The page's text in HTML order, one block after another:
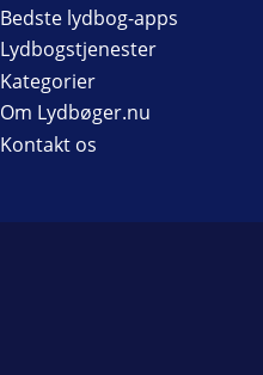
Bedste lydbog-apps
Lydbogstjenester
Kategorier
Om Lydbøger.nu
Kontakt os